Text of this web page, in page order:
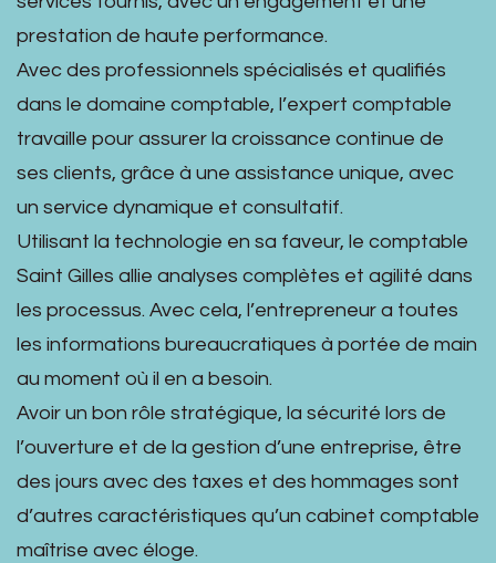
prestation de haute performance.
Avec des professionnels spécialisés et qualifiés
dans le domaine comptable, l’expert comptable
travaille pour assurer la croissance continue de
ses clients, grâce à une assistance unique, avec
un service dynamique et consultatif.
Utilisant la technologie en sa faveur, le comptable
Saint Gilles allie analyses complètes et agilité dans
les processus. Avec cela, l’entrepreneur a toutes
les informations bureaucratiques à portée de main
au moment où il en a besoin.
Avoir un bon rôle stratégique, la sécurité lors de
l’ouverture et de la gestion d’une entreprise, être
des jours avec des taxes et des hommages sont
d’autres caractéristiques qu’un cabinet comptable
maîtrise avec éloge.